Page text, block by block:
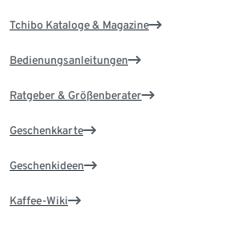
Tchibo Kataloge & Magazine
Bedienungsanleitungen
Ratgeber & Größenberater
Geschenkkarte
Geschenkideen
Kaffee-Wiki